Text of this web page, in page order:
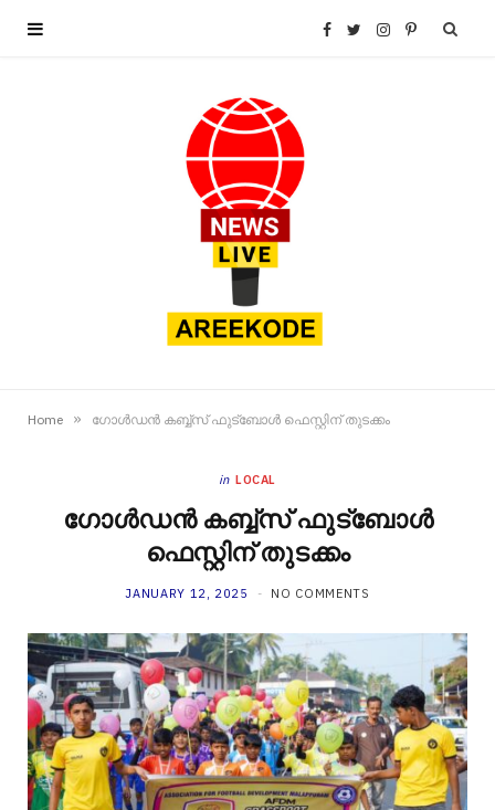
F T I P
Home » ഗോൾഡൻ കബ്ബ്സ് ഫുട്ബോൾ ഫെസ്റ്റിന് തുടക്കം
in LOCAL
ഗോൾഡൻ കബ്ബ്സ് ഫുട്ബോൾ
ഫെസ്റ്റിന് തുടക്കം
JANUARY 12, 2025 NO COMMENTS